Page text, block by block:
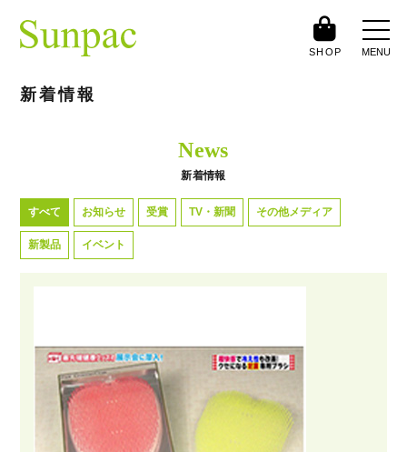
MENU
SHOP
新着情報
News
新着情報
すべて お知らせ 受賞 TV・新聞 その他メディア
新製品 イベント